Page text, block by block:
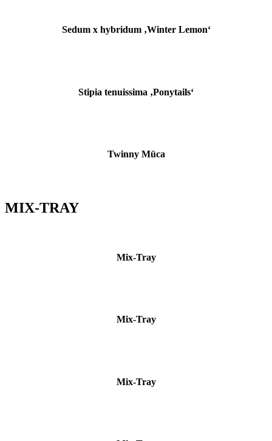
Sedum x hybridum ‚Winter Lemon‘
Stipia tenuissima ‚Ponytails‘
Twinny Müca
MIX-TRAY
Mix-Tray
Mix-Tray
Mix-Tray